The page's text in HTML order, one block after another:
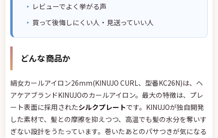
レビューでよく挙がる声
買って後悔しにくい人・見送っていい人
どんな商品か
絹女カールアイロン26mm(KINUJO CURL、型番KC26N)は、ヘ
アケアブランドKINUJOのカールアイロン。最大の特徴は、プレ
ート表面に採用されたシルクプレートです。KINUJOが独自開発
した素材で、髪との摩擦を抑えつつ、高温でも髪の水分を奪いす
ぎない設計をうたっています。巻いたあとのパサつきが気になる